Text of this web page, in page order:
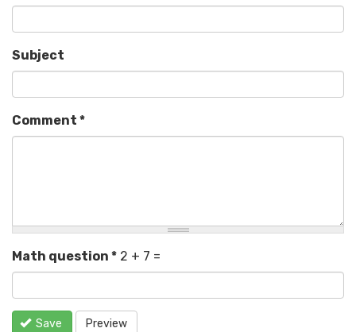
Subject
Comment *
Math question * 2 + 7 =
Save Preview